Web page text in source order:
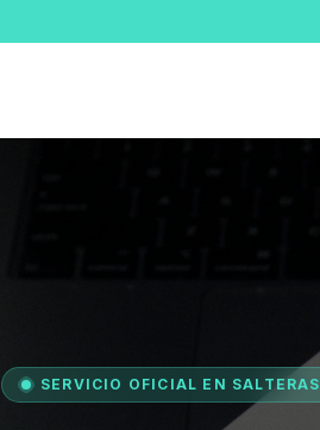
SERVICIO OFICIAL EN SALTERAS